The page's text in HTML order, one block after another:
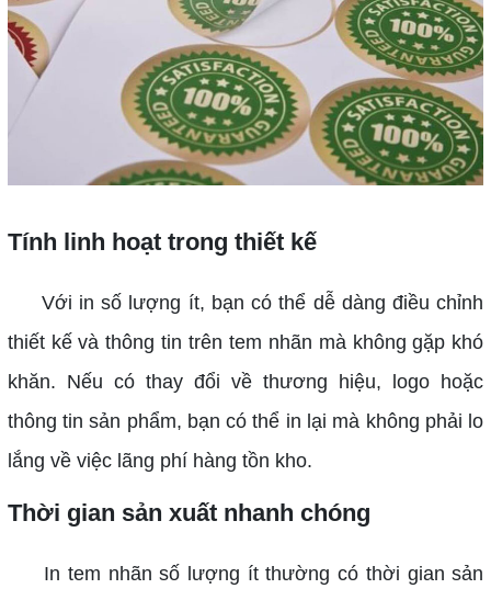
Tính linh hoạt trong thiết kế
Với in số lượng ít, bạn có thể dễ dàng điều chỉnh
thiết kế và thông tin trên tem nhãn mà không gặp khó
khăn. Nếu có thay đổi về thương hiệu, logo hoặc
thông tin sản phẩm, bạn có thể in lại mà không phải lo
lắng về việc lãng phí hàng tồn kho.
Thời gian sản xuất nhanh chóng
In tem nhãn số lượng ít thường có thời gian sản